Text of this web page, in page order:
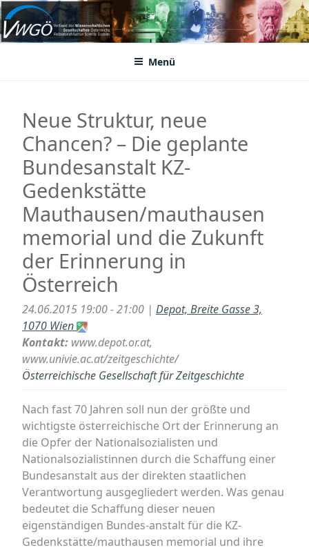
Zum
Inhalt
springenVWGÖ
Federation of Austrian Scientific Societies
Menü
Neue Struktur, neue
Chancen? – Die geplante
Bundesanstalt KZ-
Gedenkstätte
Mauthausen/mauthausen
memorial und die Zukunft
der Erinnerung in
Österreich
24.06.2015 19:00 - 21:00 | Depot, Breite Gasse 3,
1070 Wien
Kontakt: www.depot.or.at,
www.univie.ac.at/zeitgeschichte/
Österreichische Gesellschaft für Zeitgeschichte
Nach fast 70 Jahren soll nun der größte und
wichtigste österreichische Ort der Erinnerung an
die Opfer der Nationalsozialisten und
Nationalsozialistinnen durch die Schaffung einer
Bundesanstalt aus der direkten staatlichen
Verantwortung ausgegliedert werden. Was genau
bedeutet die Schaffung dieser neuen
eigenständigen Bundes-anstalt für die KZ-
Gedenkstätte/mauthausen memorial und ihre